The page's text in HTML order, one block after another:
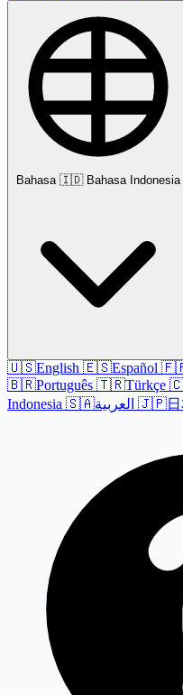
Bahasa 🇮🇩 Bahasa Indonesia
🇺🇸English 🇪🇸Español
🇧🇷Português 🇹🇷Türkçe
Indonesia 🇸🇦 🇯🇵